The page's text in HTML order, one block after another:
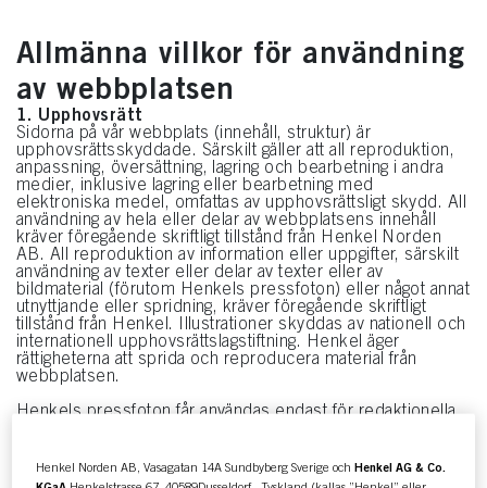
Allmänna villkor för användning
av webbplatsen
1. Upphovsrätt
Sidorna på vår webbplats (innehåll, struktur) är
upphovsrättsskyddade. Särskilt gäller att all reproduktion,
anpassning, översättning, lagring och bearbetning i andra
medier, inklusive lagring eller bearbetning med
elektroniska medel, omfattas av upphovsrättsligt skydd. All
användning av hela eller delar av webbplatsens innehåll
kräver föregående skriftligt tillstånd från Henkel Norden
AB. All reproduktion av information eller uppgifter, särskilt
användning av texter eller delar av texter eller av
bildmaterial (förutom Henkels pressfoton) eller något annat
utnyttjande eller spridning, kräver föregående skriftligt
tillstånd från Henkel. Illustrationer skyddas av nationell och
internationell upphovsrättslagstiftning. Henkel äger
rättigheterna att sprida och reproducera material från
webbplatsen.
Henkels pressfoton får användas endast för redaktionella
förses med copyright-meddelandet “© Henkel Norden.
Med ensamrätt”. Återgivning är kostnadsfri, men vi begär
Henkel Norden AB, Vasagatan 14A Sundbyberg Sverige ochHenkel AG & Co.